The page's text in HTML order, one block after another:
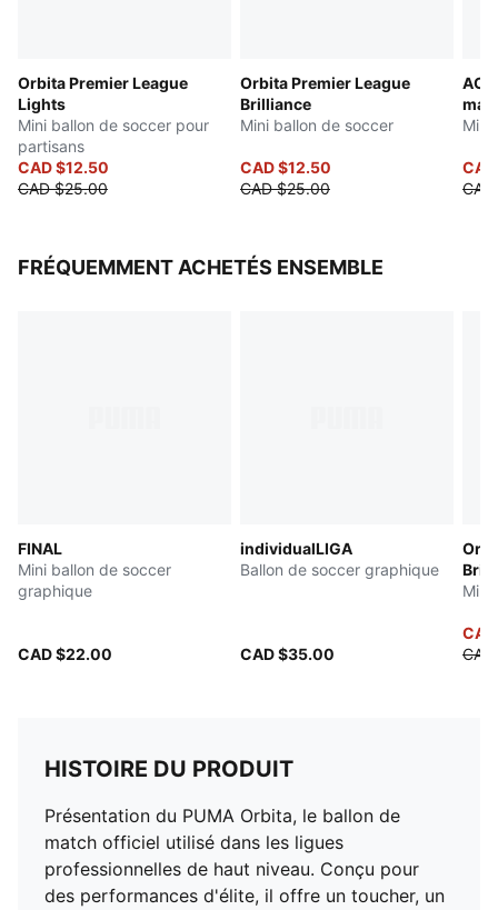
Orbita Premier League
Lights
Mini ballon de soccer pour
partisans
CAD $12.50
CAD $25.00
Orbita Premier League
Brilliance
Mini ballon de soccer
CAD $12.50
CAD $25.00
AC
Mini
FRÉQUEMMENT ACHETÉS ENSEMBLE
FINAL
Mini ballon de soccer
graphique
CAD $22.00
individualLIGA
Ballon de soccer graphique
CAD $35.00
Mini
HISTOIRE DU PRODUIT
Présentation du PUMA Orbita, le ballon de
match officiel utilisé dans les ligues
professionnelles de haut niveau. Conçu pour
des performances d'élite, il offre un toucher, un